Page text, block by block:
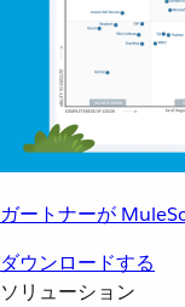
ガートナーが
ダウンロードする
ソリューション